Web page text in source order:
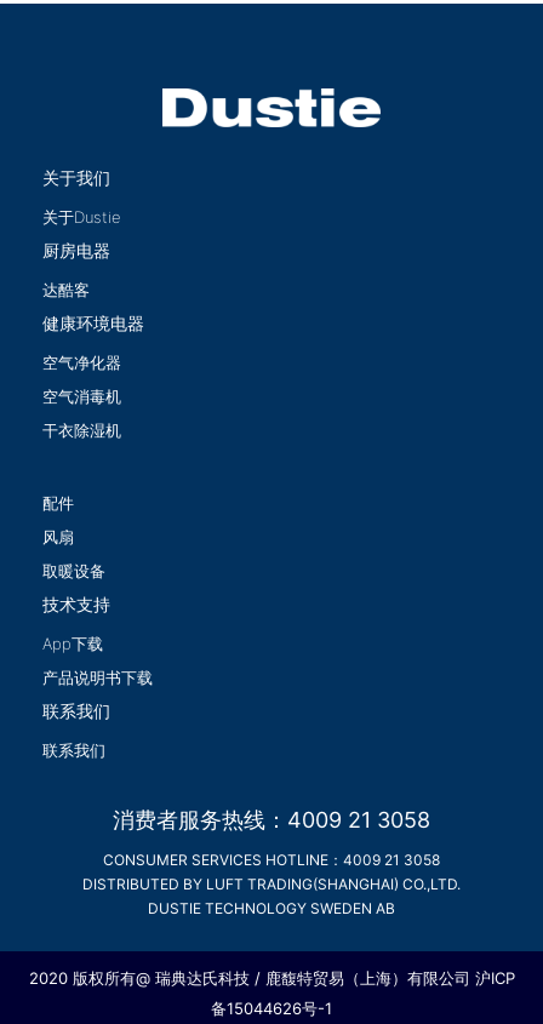
关于我们
关于Dustie
厨房电器
达酷客
健康环境电器
空气净化器
空气消毒机
干衣除湿机
配件
风扇
取暖设备
技术支持
App下载
产品说明书下载
联系我们
联系我们
消费者服务热线：4009 21 3058
CONSUMER SERVICES HOTLINE：4009 21 3058
DISTRIBUTED BY LUFT TRADING(SHANGHAI) CO.,LTD.
DUSTIE TECHNOLOGY SWEDEN AB
2020 版权所有@ 瑞典达氏科技 / 鹿馥特贸易（上海）有限公司 沪ICP
备15044626号-1